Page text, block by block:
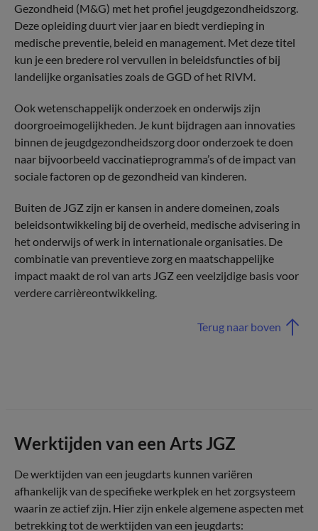
Gezondheid (M&G) met het profiel jeugdgezondheidszorg.
Deze opleiding duurt vier jaar en biedt verdieping in
medische preventie, beleid en management. Met deze titel
kun je een bredere rol vervullen in beleidsfuncties of bij
landelijke organisaties zoals de GGD of het RIVM.
Ook wetenschappelijk onderzoek en onderwijs zijn
doorgroeimogelijkheden. Je kunt bijdragen aan innovaties
binnen de jeugdgezondheidszorg door onderzoek te doen
naar bijvoorbeeld vaccinatieprogramma’s of de impact van
sociale factoren op de gezondheid van kinderen.
Buiten de JGZ zijn er kansen in andere domeinen, zoals
beleidsontwikkeling bij de overheid, medische advisering in
het onderwijs of werk in internationale organisaties. De
combinatie van preventieve zorg en maatschappelijke
impact maakt de rol van arts JGZ een veelzijdige basis voor
verdere carrièreontwikkeling.
Terug naar boven
Werktijden van een Arts JGZ
De werktijden van een jeugdarts kunnen variëren
afhankelijk van de specifieke werkplek en het zorgsysteem
waarin ze actief zijn. Hier zijn enkele algemene aspecten met
betrekking tot de werktijden van een jeugdarts: